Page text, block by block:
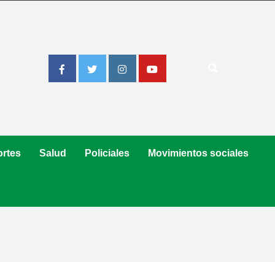
FacebookTwitterInstagramYoutube
Salud Policiales Movimientos sociales